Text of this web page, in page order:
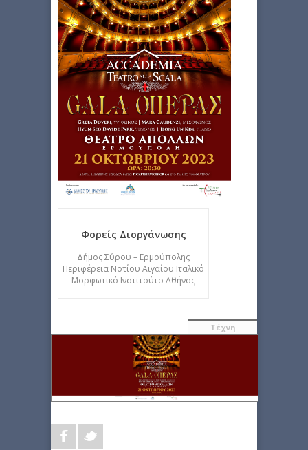
Φορείς Διοργάνωσης
Δήμος Σύρου – Ερμούπολης
Περιφέρεια Νοτίου Αιγαίου Ιταλικό
Μορφωτικό Ινστιτούτο Αθήνας
Τέχνη